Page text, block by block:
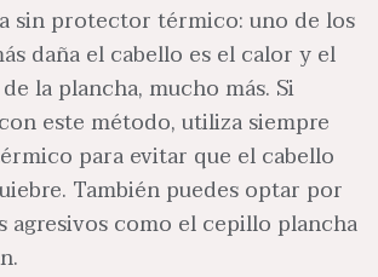
sin protector térmico: uno de los
daña el cabello es el calor y el
la plancha, mucho más. Si
este método, utiliza siempre
para evitar que el cabello
También puedes optar por
agresivos como el cepillo plancha